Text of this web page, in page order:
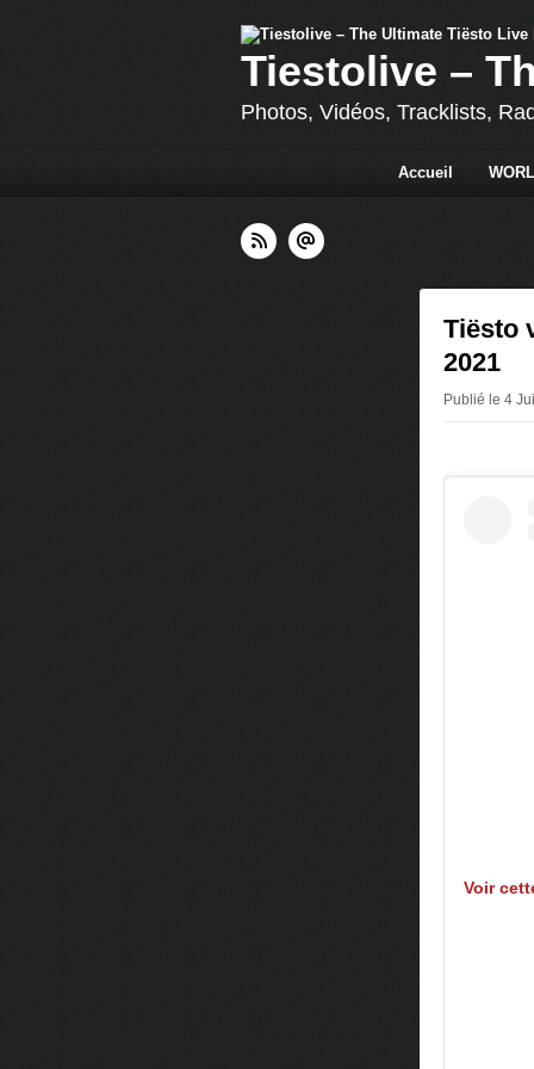
Tiestolive –
Photos, Vidéos, Tracklists,
Accueil
Tiësto
2021
Publié le 4
Voir